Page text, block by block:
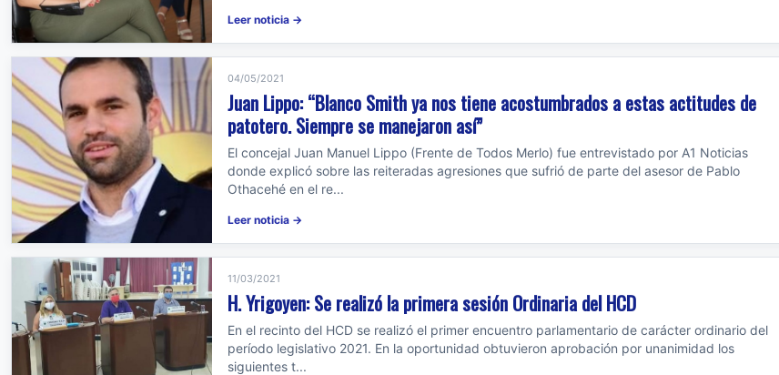
Leer noticia →
04/05/2021
Juan Lippo: “Blanco Smith ya nos tiene acostumbrados a estas actitudes de
patotero. Siempre se manejaron así”
El concejal Juan Manuel Lippo (Frente de Todos Merlo) fue entrevistado por A1 Noticias
donde explicó sobre las reiteradas agresiones que sufrió de parte del asesor de Pablo
Othacehé en el re...
Leer noticia →
11/03/2021
H. Yrigoyen: Se realizó la primera sesión Ordinaria del HCD
En el recinto del HCD se realizó el primer encuentro parlamentario de carácter ordinario del
período legislativo 2021. En la oportunidad obtuvieron aprobación por unanimidad los
siguientes t...